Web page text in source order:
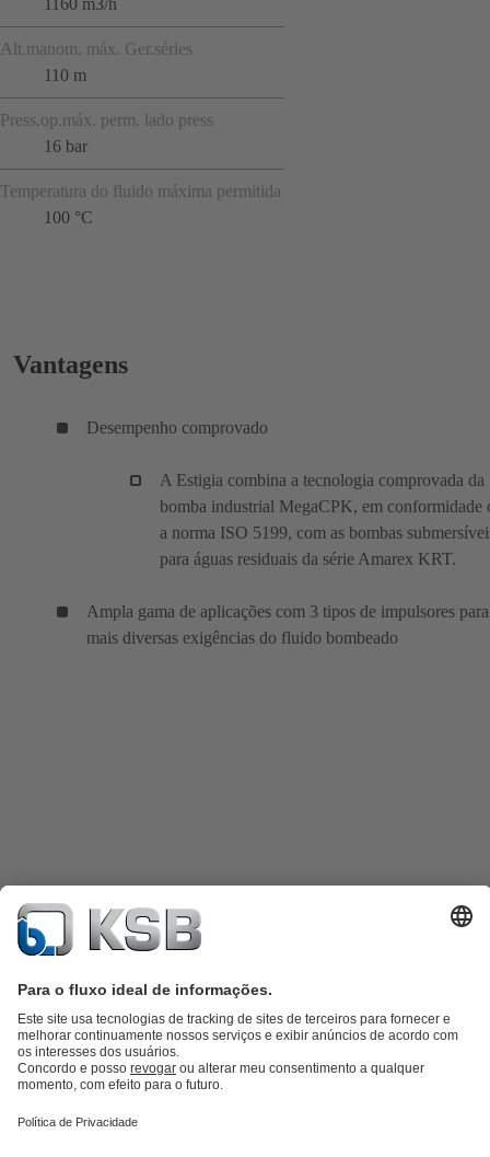
Alt.manom. máx. Ger.séries
110 m
Press.op.máx. perm. lado press
16 bar
Temperatura do fluido máxima permitida
100 °C
Vantagens
Desempenho comprovado
A Estigia combina a tecnologia comprovada da
bomba industrial MegaCPK, em conformidade
a norma ISO 5199, com as bombas
para águas residuais da série Amarex KRT.
Ampla gama de aplicações com 3 tipos de impulsores
mais diversas exigências do fluido bombeado
Catálogo de produtosKSB SupremeServ: peças sobressalentes
SupremeServ: assistência premium para bombas e válvulas
Águas ResiduaisAbastecimento de Água